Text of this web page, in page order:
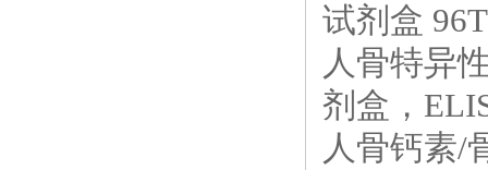
试剂盒
人骨特异
剂盒，
人骨钙素/